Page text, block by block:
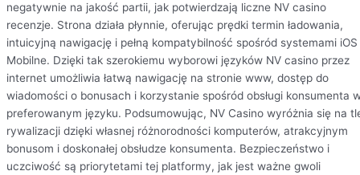
negatywnie na jakość partii, jak potwierdzają liczne NV casino
recenzje. Strona działa płynnie, oferując prędki termin ładowania,
intuicyjną nawigację i pełną kompatybilność spośród systemami iOS
Mobilne. Dzięki tak szerokiemu wyborowi języków NV casino przez
internet umożliwia łatwą nawigację na stronie www, dostęp do
wiadomości o bonusach i korzystanie spośród obsługi konsumenta
preferowanym języku. Podsumowując, NV Casino wyróżnia się na
rywalizacji dzięki własnej różnorodności komputerów, atrakcyjnym
bonusom i doskonałej obsłudze konsumenta. Bezpieczeństwo i
uczciwość są priorytetami tej platformy, jak jest ważne gwoli